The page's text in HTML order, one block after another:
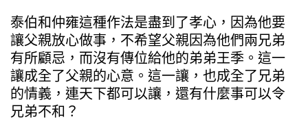
泰伯和仲雍這種作法是盡到了孝心，因為他要
讓父親放心做事，不希望父親因為他們兩兄弟
有所顧忌，而沒有傳位給他的弟弟王季。這一
讓成全了父親的心意。這一讓，也成全了兄弟
的情義，連天下都可以讓，還有什麼事可以令
兄弟不和？